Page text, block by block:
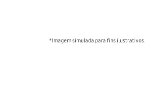
*Imagem simulada para fins ilustrativos.